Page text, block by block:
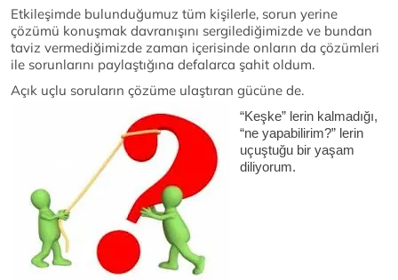
Etkileşimde bulunduğumuz tüm kişilerle, sorun yerine
çözümü konuşmak davranışını sergilediğimizde ve bundan
taviz vermediğimizde zaman içerisinde onların da çözümleri
ile sorunlarını paylaştığına defalarca şahit oldum.
Açık uçlu soruların çözüme ulaştıran gücüne de.
“Keşke” lerin kalmadığı,
“ne yapabilirim?” lerin
uçuştuğu bir yaşam
diliyorum.